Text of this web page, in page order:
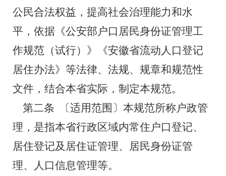
公民合法权益，提高社会治理能力和水
平，依据《公安部户口居民身份证管理工
作规范（试行）》《安徽省流动人口登记
居住办法》等法律、法规、规章和规范性
文件，结合本省实际，制定本规范。
第二条
〔适用范围〕本规范所称户政管
理，是指本省行政区域内常住户口登记、
居住登记及居住证管理、居民身份证管
理、人口信息管理等。